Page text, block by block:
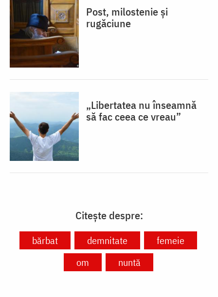
Post, milostenie și
rugăciune
„Libertatea nu înseamnă
să fac ceea ce vreau”
Citește despre:
bărbat demnitate
femeie
om
nuntă